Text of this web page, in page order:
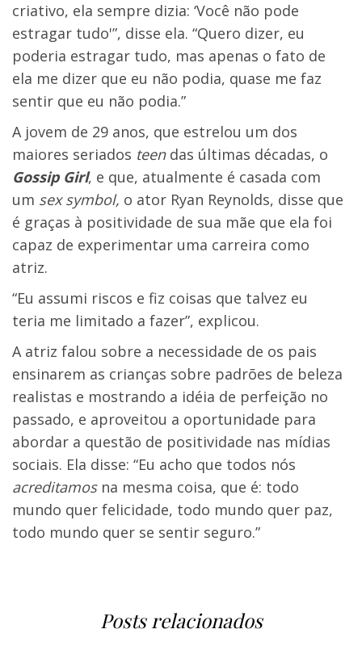
criativo, ela sempre dizia: ‘Você não pode
estragar tudo'”, disse ela. “Quero dizer, eu
poderia estragar tudo, mas apenas o fato de
ela me dizer que eu não podia, quase me faz
sentir que eu não podia.”
A jovem de 29 anos, que estrelou um dos
maiores seriados teendas últimas décadas, o
Gossip Girl, e que, atualmente é casada com
um sex symbol, o ator Ryan Reynolds, disse que
é graças à positividade de sua mãe que ela foi
capaz de experimentar uma carreira como
atriz.
“Eu assumi riscos e fiz coisas que talvez eu
teria me limitado a fazer”, explicou.
A atriz falou sobre a necessidade de os pais
ensinarem as crianças sobre padrões de beleza
realistas e mostrando a idéia de perfeição no
passado, e aproveitou a oportunidade para
abordar a questão de positividade nas mídias
sociais. Ela disse: “Eu acho que todos nós
acreditamosna mesma coisa, que é: todo
mundo quer felicidade, todo mundo quer paz,
todo mundo quer se sentir seguro.”
Posts relacionados